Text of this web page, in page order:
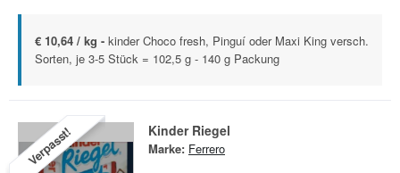
€ 10,64 / kg - kinder Choco fresh, Pinguí oder Maxi King versch.
Sorten, je 3-5 Stück = 102,5 g - 140 g Packung
Verpasst! Kinder Riegel
Marke: Ferrero